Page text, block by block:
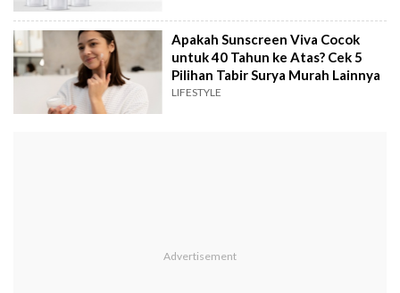
Apakah Sunscreen Viva Cocok
untuk 40 Tahun ke Atas? Cek 5
Pilihan Tabir Surya Murah Lainnya
LIFESTYLE